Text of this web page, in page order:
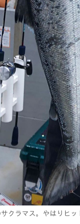
クラマス。やはりヒッ